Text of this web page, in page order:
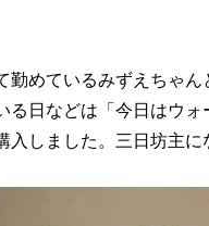
めているみずえちゃん
日などは「今日はウォ
しました。三日坊主に